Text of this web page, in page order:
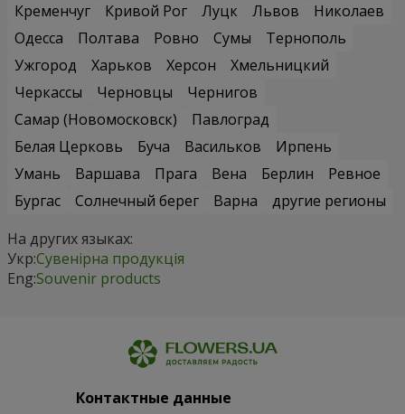
Кременчуг
Кривой Рог Луцк Львов
Николаев
Одесса
Полтава Ровно Сумы
Тернополь
Ужгород
Харьков Херсон
Хмельницкий
Черкассы
Черновцы
Чернигов
Самар (Новомосковск)
Павлоград
Белая Церковь
Буча Васильков
Ирпень
Умань
Варшава Прага Вена Берлин
Ревное
Бургас
Солнечный берег Варна
другие регионы
На других языках:
Укр:Сувенірна продукція
Eng:Souvenir products
Контактные данные